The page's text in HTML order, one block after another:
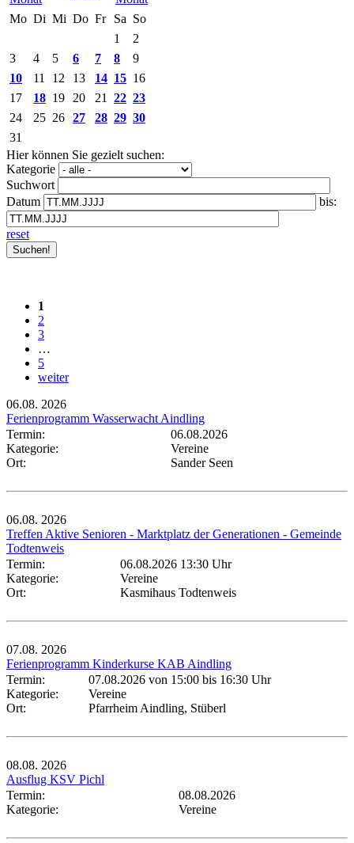
Mo Di Mi Do Fr Sa So
1
2
3
4 5 6 7 8
9
10
11 12 13 14 15 16
17
18 19 20 21 22 23
24
25 26 27 28 29 30
31
Hier können Sie gezielt suchen:
Kategorie
Suchwort
Datum
bis:
reset
1
2
3
…
5
weiter
06.08. 2026
Ferienprogramm Wasserwacht Aindling
Termin:
06.08.2026
Kategorie:
Vereine
Ort:
Sander Seen
06.08. 2026
Treffen Aktive Senioren - Marktplatz der Generationen - Gemeinde
Todtenweis
Termin:
06.08.2026 13:30 Uhr
Kategorie:
Vereine
Ort:
Kasmihaus Todtenweis
07.08. 2026
Ferienprogramm Kinderkurse KAB Aindling
Termin:
07.08.2026 von 15:00 bis 16:30 Uhr
Kategorie:
Vereine
Ort:
Pfarrheim Aindling, Stüberl
08.08. 2026
Ausflug KSV Pichl
Termin:
08.08.2026
Kategorie:
Vereine